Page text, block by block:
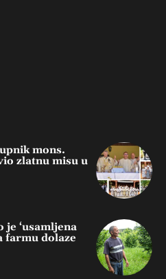
mons.
zlatnu misu u
je ‘usamljena
farmu dolaze